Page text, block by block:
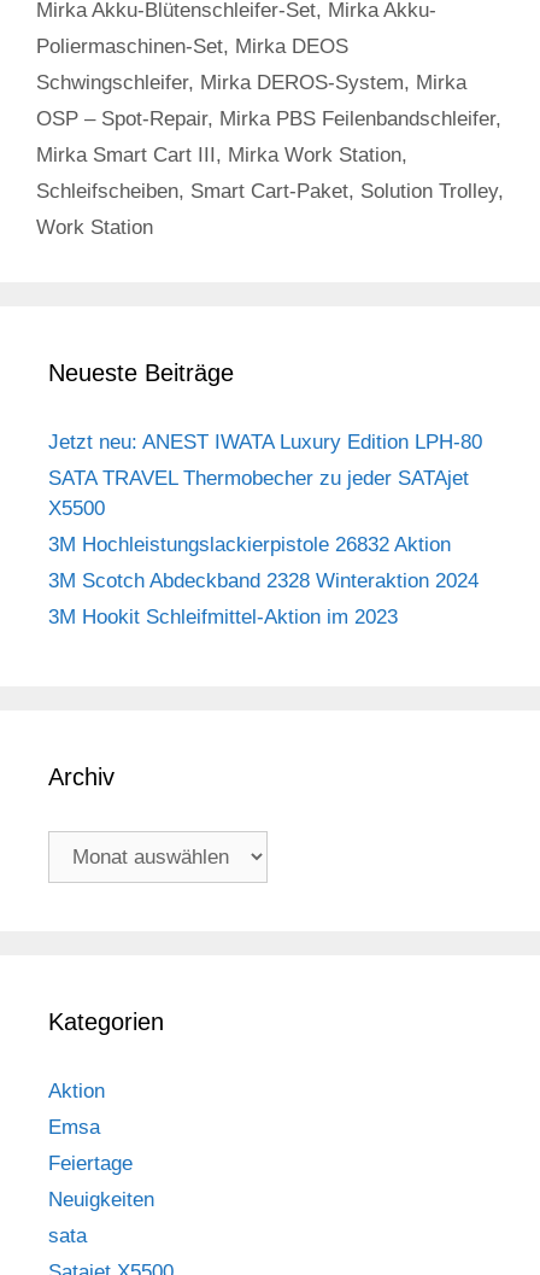
Mirka Akku-Blütenschleifer-Set, Mirka Akku-
Poliermaschinen-Set, Mirka DEOS
Schwingschleifer, Mirka DEROS-System, Mirka
OSP – Spot-Repair, Mirka PBS Feilenbandschleifer,
Mirka Smart Cart III, Mirka Work Station,
Schleifscheiben, Smart Cart-Paket, Solution Trolley,
Work Station
Neueste Beiträge
Jetzt neu: ANEST IWATA Luxury Edition LPH-80
SATA TRAVEL Thermobecher zu jeder SATAjet
X5500
3M Hochleistungslackierpistole 26832 Aktion
3M Scotch Abdeckband 2328 Winteraktion 2024
3M Hookit Schleifmittel-Aktion im 2023
Archiv
Archiv
Kategorien
Aktion
Emsa
Feiertage
Neuigkeiten
sata